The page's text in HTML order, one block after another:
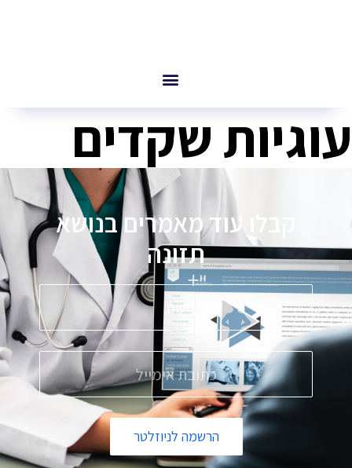
עוגיות שקדים
קבלו עוד מאמרים בנושא
תזונה
הרשמה לניוזלטר